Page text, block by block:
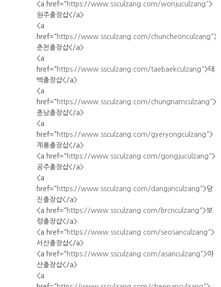
<a href=" https://www.ssculzang.com/wonjuculzang">
원주출장샵</a>
<a
href=" https://www.ssculzang.com/chuncheonculzang">
춘천출장샵</a>
<a
href=" https://www.ssculzang.com/taebaekculzang">태
백출장샵</a>
<a
href=" https://www.ssculzang.com/chungnamculzang">
충남출장샵</a>
<a
href=" https://www.ssculzang.com/gyeryongculzang">
계룡출장샵</a>
<a href=" https://www.ssculzang.com/gongjuculzang">
공주출장샵</a>
<a
href=" https://www.ssculzang.com/dangjinculzang">당
진출장샵</a>
<a href=" https://www.ssculzang.com/brcnculzang">보
령출장샵</a>
<a href=" https://www.ssculzang.com/seosanculzang">
서산출장샵</a>
<a href=" https://www.ssculzang.com/asanculzang">아
산출장샵</a>
<a